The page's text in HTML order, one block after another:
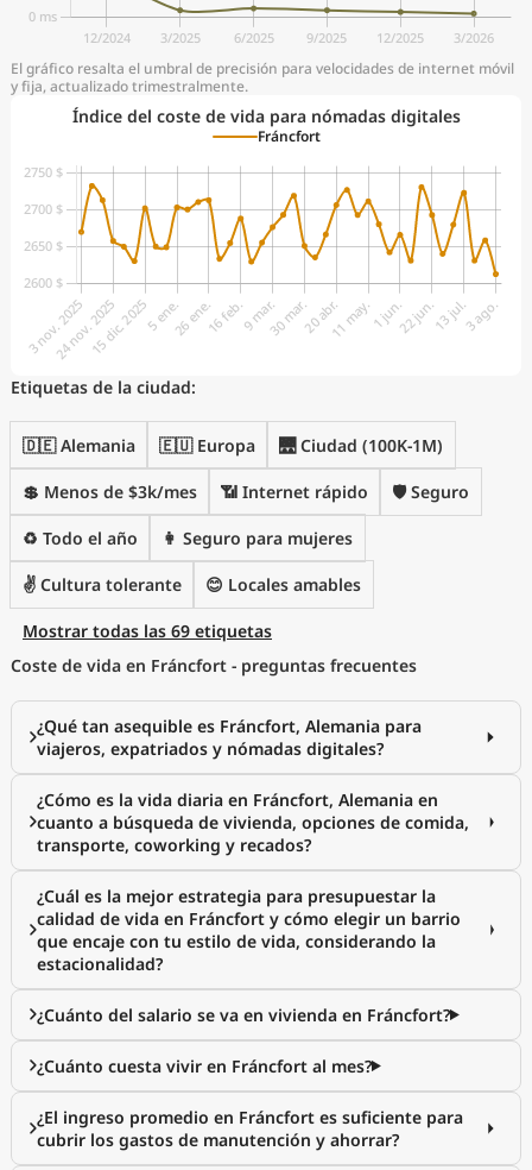
El gráfico resalta el umbral de precisión para velocidades de internet móvil
y fija, actualizado trimestralmente.
Índice del coste de vida para nómadas digitales
Fráncfort
Etiquetas de la ciudad:
🇩🇪 Alemania 🇪🇺 Europa 🌉 Ciudad (100K-1M)
💲 Menos de $3k/mes 📶 Internet rápido 🛡️ Seguro
♻️ Todo el año 👩 Seguro para mujeres
✌️ Cultura tolerante 😊 Locales amables
Mostrar todas las 69 etiquetas
Coste de vida en Fráncfort - preguntas frecuentes
¿Qué tan asequible es Fráncfort, Alemania para
viajeros, expatriados y nómadas digitales?
¿Cómo es la vida diaria en Fráncfort, Alemania en
cuanto a búsqueda de vivienda, opciones de comida,
transporte, coworking y recados?
¿Cuál es la mejor estrategia para presupuestar la
calidad de vida en Fráncfort y cómo elegir un barrio
que encaje con tu estilo de vida, considerando la
estacionalidad?
¿Cuánto del salario se va en vivienda en Fráncfort?
¿Cuánto cuesta vivir en Fráncfort al mes?
¿El ingreso promedio en Fráncfort es suficiente para
cubrir los gastos de manutención y ahorrar?